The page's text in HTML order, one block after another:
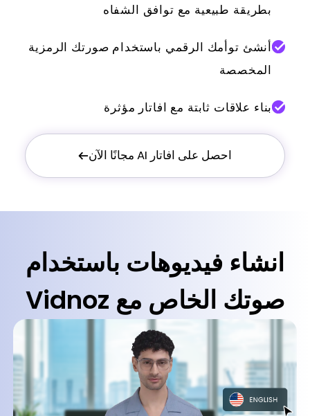
بطريقة طبيعية مع توافق الشفاه
أنشئ توأمك الرقمي باستخدام صورتك الرمزية
المخصصة
بناء علاقات ثابتة مع افاتار مؤثرة
احصل على افاتار AI مجانًا الآن
انشاء فيديوهات باستخدام
صوتك الخاص مع Vidnoz